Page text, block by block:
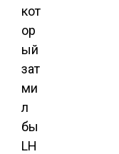
кот
ор
ый
зат
ми
л
бы
LH